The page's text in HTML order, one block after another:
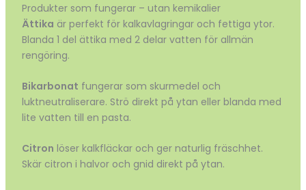
Produkter som fungerar – utan kemikalier
Ättika är perfekt för kalkavlagringar och fettiga ytor.
Blanda 1 del ättika med 2 delar vatten för allmän
rengöring.
Bikarbonat fungerar som skurmedel och
luktneutraliserare. Strö direkt på ytan eller blanda med
lite vatten till en pasta.
Citron löser kalkfläckar och ger naturlig fräschhet.
Skär citron i halvor och gnid direkt på ytan.